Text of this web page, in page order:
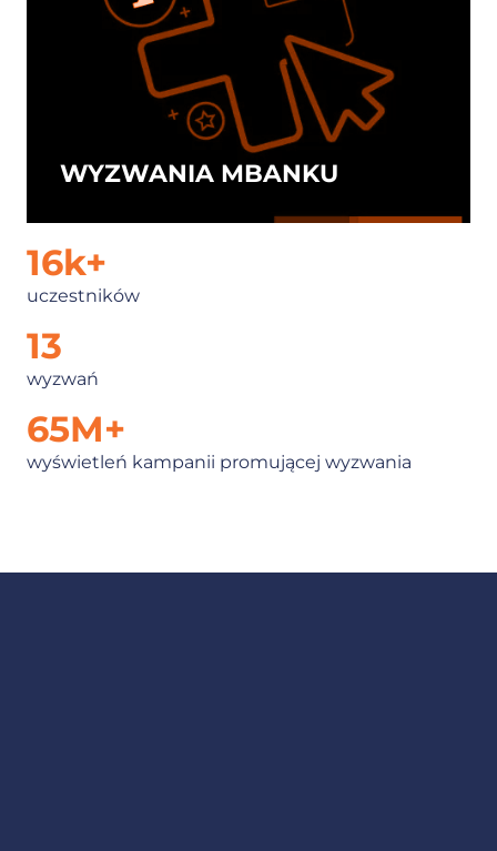
WYZWANIA MBANKU
16k+
uczestników
13
wyzwań
65M+
wyświetleń kampanii promującej wyzwania